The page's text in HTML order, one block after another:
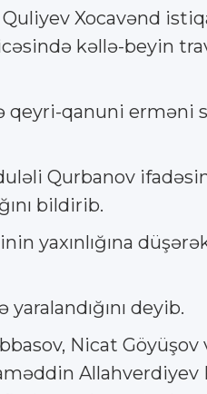
Quliyev Xocavənd
kəllə-beyin
qeyri-qanuni erməni
Qurbanov
bildirib.
yaxınlığına
deyib.
Nicat Göyüşov
Allahverdiyev